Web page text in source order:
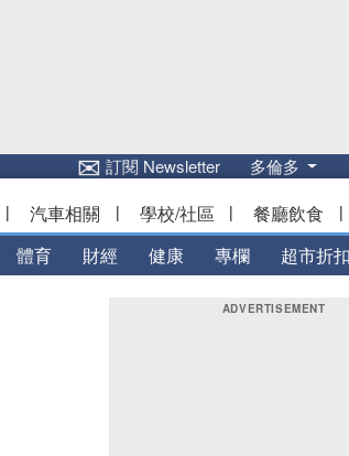
✉訂閱 Newsletter 多倫多
| 汽車相關 | 學校/社區 | 餐廳飲食 |
體育 財經 健康 專欄 超市折扣